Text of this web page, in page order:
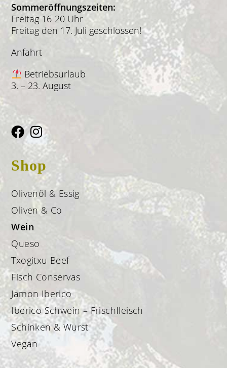
Sommeröffnungszeiten:
Freitag 16-20 Uhr
Freitag den 17. Juli geschlossen!
Anfahrt
Betriebsurlaub
3. – 23. August
Shop
Olivenöl & Essig
Oliven & Co
Wein
Queso
Txogitxu Beef
Fisch Conservas
Jamon Iberico
Iberico Schwein – Frischfleisch
Schinken & Wurst
Vegan